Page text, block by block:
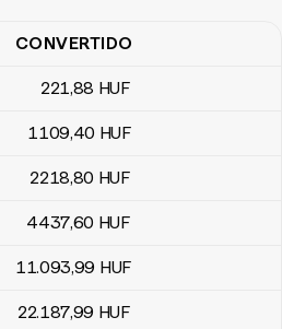
australianos a forintos húngaros
CONVERTIDO
221,88 HUF
1109,40 HUF
2218,80 HUF
4437,60 HUF
11.093,99 HUF
22.187,99 HUF